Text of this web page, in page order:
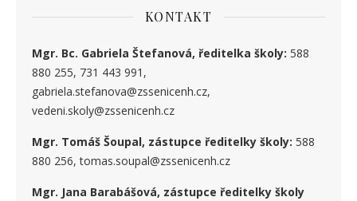
KONTAKT
Mgr. Bc. Gabriela Štefanová, ředitelka školy: 588
880 255, 731 443 991,
gabriela.stefanova@zssenicenh.cz,
vedeni.skoly@zssenicenh.cz
Mgr. Tomáš Šoupal, zástupce ředitelky školy: 588
880 256, tomas.soupal@zssenicenh.cz
Mgr. Jana Barabášová, zástupce ředitelky školy